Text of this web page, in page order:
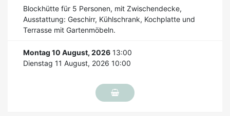
Blockhütte für 5 Personen, mit Zwischendecke,
Ausstattung: Geschirr, Kühlschrank, Kochplatte und
Terrasse mit Gartenmöbeln.
Montag 10 August, 2026 13:00
Dienstag 11 August, 2026 10:00